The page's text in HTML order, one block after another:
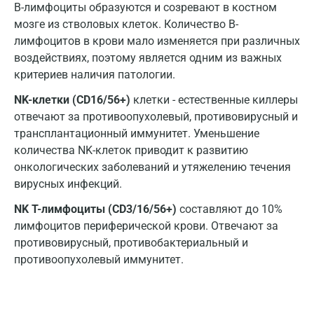
B-лимфоциты образуются и созревают в костном
мозге из стволовых клеток. Количество В-
лимфоцитов в крови мало изменяется при различных
воздействиях, поэтому является одним из важных
критериев наличия патологии.
NK-клетки (CD16/56+) клетки - естественные киллеры
отвечают за противоопухолевый, противовирусный и
трансплантационный иммунитет. Уменьшение
количества NK-клеток приводит к развитию
онкологических заболеваний и утяжелению течения
вирусных инфекций.
NK T-лимфоциты (CD3/16/56+) составляют до 10%
лимфоцитов периферической крови. Отвечают за
противовирусный, противобактериальный и
противоопухолевый иммунитет.
Реутов
Ростов-на-Дону
Рязань
Самара
Саратов
Сергиев Посад
Серпухов
Смоленск
Сочи